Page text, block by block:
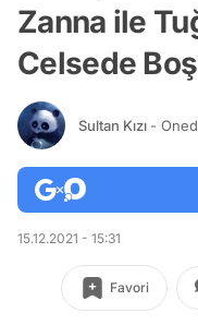
Zanna ile
Celsede
Sultan Kızı -
15.12.2021 - 15:31
Favori